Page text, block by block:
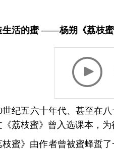
生活的蜜 ——杨朔《荔枝蜜
世纪五六十年代、甚至在
荔枝蜜》曾入选课本，为
枝蜜》由作者曾被蜜蜂蜇